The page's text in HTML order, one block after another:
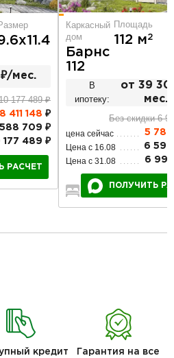
мес.
177 489 ₽
8 411 148 ₽
709 ₽
177 489 ₽
РАСЧЕТ
Каркасный
дом
Барнс
112
Площадь
112 м2
В
ипотеку:
от 39
мес.
Без скидки 6
цена сейчас 5
Цена с 16.08 6
Цена с 31.08 6
3
ПОЛУЧИТЬ
кредит
Гарантия на все